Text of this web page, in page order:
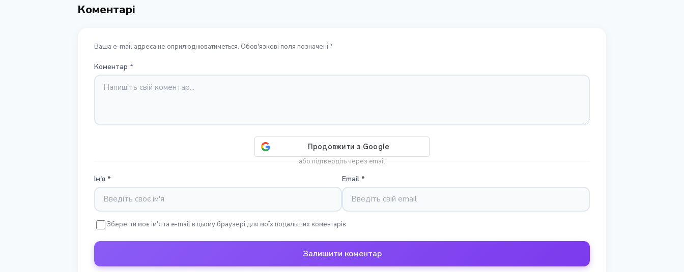
Коментарі
Ваша e-mail адреса не оприлюднюватиметься. Обов'язкові поля позначені *
Коментар *
або підтвердіть через email
Ім'я * Email *
Зберегти моє ім'я та e-mail в цьому браузері для моїх подальших коментарів
Залишити коментар